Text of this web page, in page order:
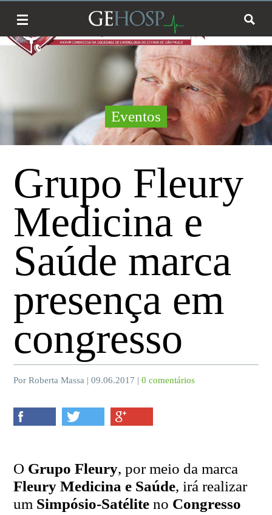
Eventos
Grupo Fleury
Medicina e
Saúde marca
presença em
congresso
Por Roberta Massa | 09.06.2017 |0 comentários
O Grupo Fleury, por meio da marca
Fleury Medicina e Saúde, irá realizar
um Simpósio-Satélite no Congresso